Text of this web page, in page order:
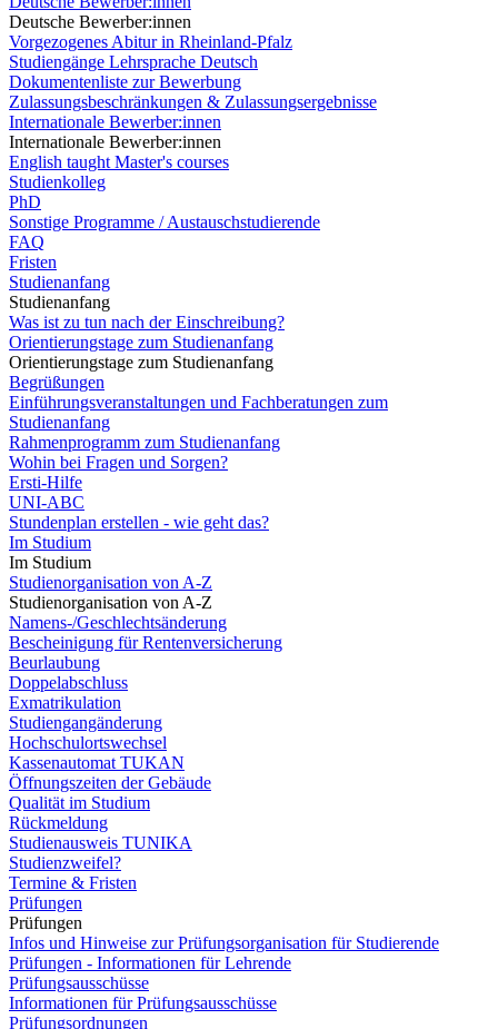
Deutsche Bewerber:innen
Vorgezogenes Abitur in Rheinland-Pfalz
Studiengänge Lehrsprache Deutsch
Dokumentenliste zur Bewerbung
Zulassungsbeschränkungen & Zulassungsergebnisse
Internationale Bewerber:innen
Internationale Bewerber:innen
English taught Master's courses
Studienkolleg
PhD
Sonstige Programme / Austauschstudierende
FAQ
Fristen
Studienanfang
Studienanfang
Was ist zu tun nach der Einschreibung?
Orientierungstage zum Studienanfang
Orientierungstage zum Studienanfang
Begrüßungen
Einführungsveranstaltungen und Fachberatungen zum
Studienanfang
Rahmenprogramm zum Studienanfang
Wohin bei Fragen und Sorgen?
Ersti-Hilfe
UNI-ABC
Stundenplan erstellen - wie geht das?
Im Studium
Im Studium
Studienorganisation von A-Z
Studienorganisation von A-Z
Namens-/Geschlechtsänderung
Bescheinigung für Rentenversicherung
Beurlaubung
Doppelabschluss
Exmatrikulation
Studiengangänderung
Hochschulortswechsel
Kassenautomat TUKAN
Öffnungszeiten der Gebäude
Qualität im Studium
Rückmeldung
Studienausweis TUNIKA
Studienzweifel?
Termine & Fristen
Prüfungen
Prüfungen
Infos und Hinweise zur Prüfungsorganisation für Studierende
Prüfungen - Informationen für Lehrende
Prüfungsausschüsse
Informationen für Prüfungsausschüsse
Prüfungsordnungen